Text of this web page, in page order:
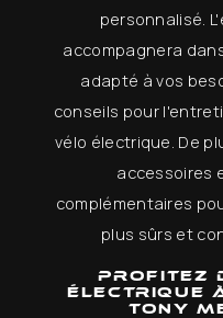
personnalisé.
accompagnera
adapté à vos
conseils pour
vélo électrique. De
accessoires
complémentaires
plus sûrs et
Profitez
électrique
TONY